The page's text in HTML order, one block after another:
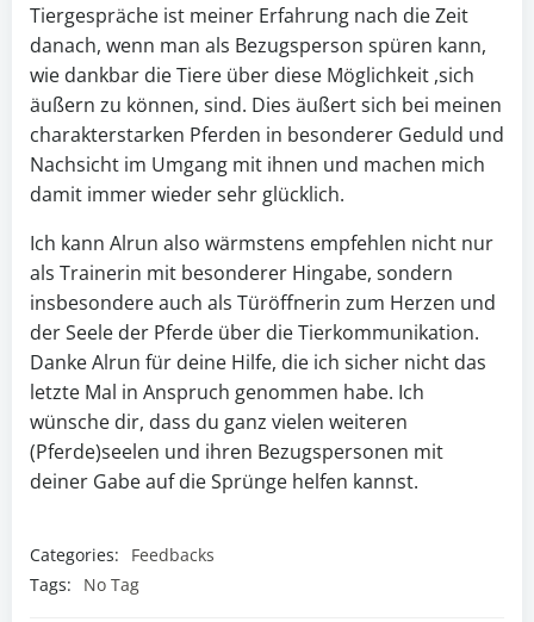
Tiergespräche ist meiner Erfahrung nach die Zeit
danach, wenn man als Bezugsperson spüren kann,
wie dankbar die Tiere über diese Möglichkeit ,sich
äußern zu können, sind. Dies äußert sich bei meinen
charakterstarken Pferden in besonderer Geduld und
Nachsicht im Umgang mit ihnen und machen mich
damit immer wieder sehr glücklich.
Ich kann Alrun also wärmstens empfehlen nicht nur
als Trainerin mit besonderer Hingabe, sondern
insbesondere auch als Türöffnerin zum Herzen und
der Seele der Pferde über die Tierkommunikation.
Danke Alrun für deine Hilfe, die ich sicher nicht das
letzte Mal in Anspruch genommen habe. Ich
wünsche dir, dass du ganz vielen weiteren
(Pferde)seelen und ihren Bezugspersonen mit
deiner Gabe auf die Sprünge helfen kannst.
Categories:
Feedbacks
Tags:
No Tag